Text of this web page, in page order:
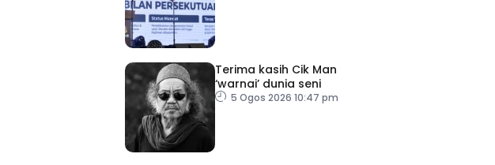
Ajinomoto (Malaysia) Berhad Perkasa SCORE Marathon 2026 Melalui Kerjasama
aminoVITAL® Bersama Pempengaruh Larian Antarabangsa
Terima kasih Cik Man
‘warnai’ dunia seni
5 Ogos 2026 10:47 pm